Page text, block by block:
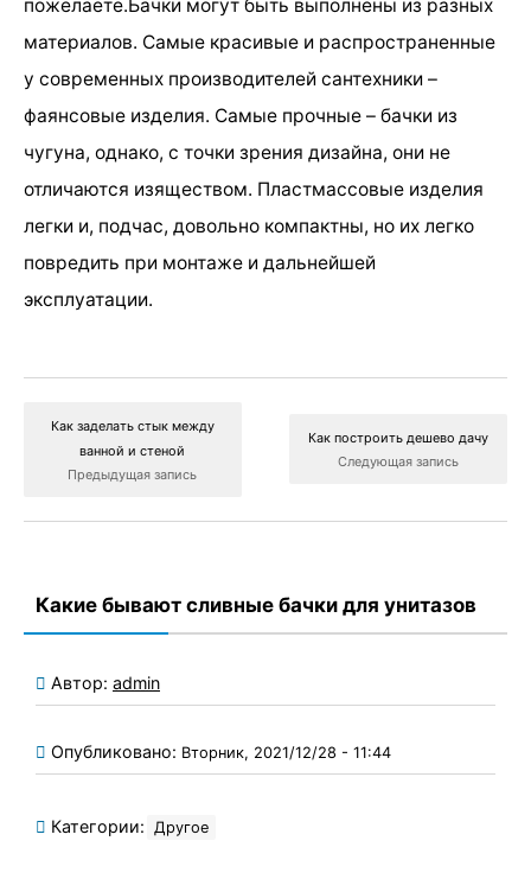
пожелаете.Бачки могут быть выполнены из разных
материалов. Самые красивые и распространенные
у современных производителей сантехники –
фаянсовые изделия. Самые прочные – бачки из
чугуна, однако, с точки зрения дизайна, они не
отличаются изяществом. Пластмассовые изделия
легки и, подчас, довольно компактны, но их легко
повредить при монтаже и дальнейшей
эксплуатации.
Как заделать стык между
ванной и стеной
Предыдущая запись
Как построить дешево дачу
Следующая запись
Какие бывают сливные бачки для унитазов
Автор: admin
Опубликовано: Вторник, 2021/12/28 - 11:44
Категории: Другое